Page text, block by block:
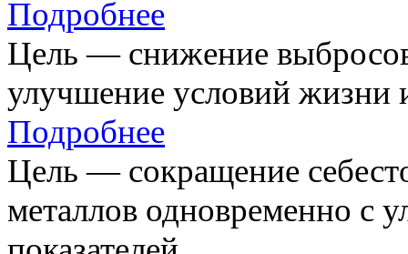
Подробнее
Цель — снижение
улучшение условий жизни
Подробнее
Цель — сокращение
металлов одновременно с